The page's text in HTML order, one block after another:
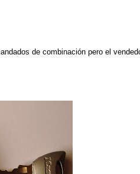
de combinación pero el